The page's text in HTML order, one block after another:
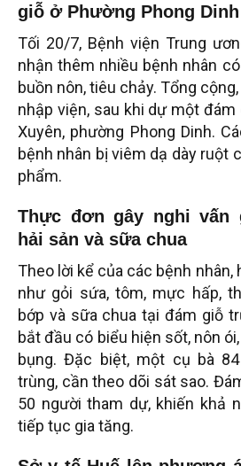
giỗ ở Phường Phong Dinh
Tối 20/7, Bệnh viện Trung
nhận thêm nhiều bệnh nhân
buồn nôn, tiêu chảy. Tổng
nhập viện, sau khi dự một
Xuyên, phường Phong Dinh.
bệnh nhân bị viêm dạ dày ruột
phẩm.
Thực đơn gây nghi vấn
hải sản và sữa chua
Theo lời kể của các bệnh nhân,
như gỏi sứa, tôm, mực hấp,
bớp và sữa chua tại đám giỗ
bắt đầu có biểu hiện sốt, nôn
bụng. Đặc biệt, một cụ bà
trùng, cần theo dõi sát sao.
50 người tham dự, khiến khả
tiếp tục gia tăng.